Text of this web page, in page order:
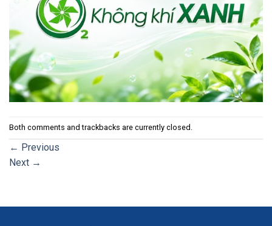
Both comments and trackbacks are currently closed.
← Previous
Next →